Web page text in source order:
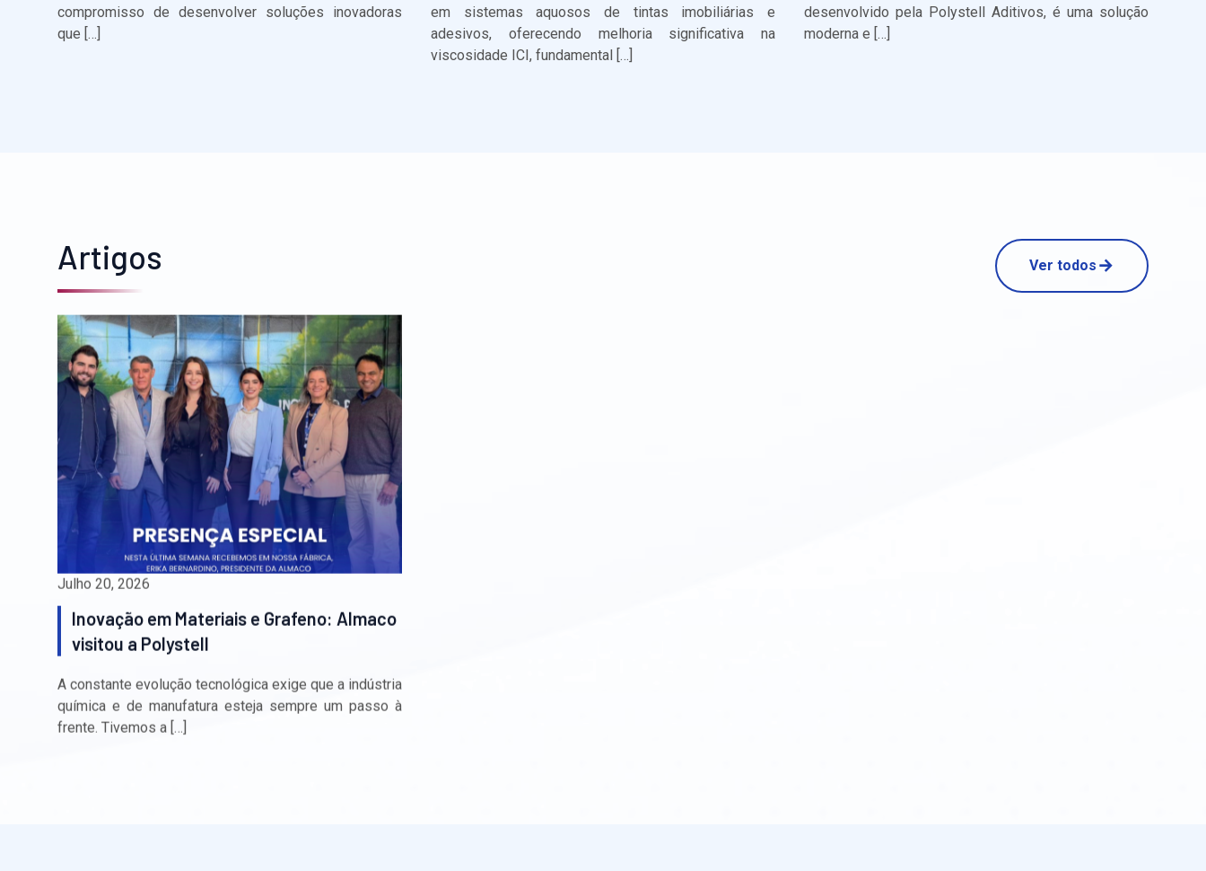
compromisso de desenvolver soluções inovadoras
que […]
em sistemas aquosos de tintas imobiliárias e
adesivos, oferecendo melhoria significativa na
viscosidade ICI, fundamental […]
desenvolvido pela Polystell Aditivos, é uma solução
moderna e […]
Artigos Ver todos
Julho 20, 2026
Inovação em Materiais e Grafeno: Almaco
visitou a Polystell
A constante evolução tecnológica exige que a indústria
química e de manufatura esteja sempre um passo à
frente. Tivemos a […]